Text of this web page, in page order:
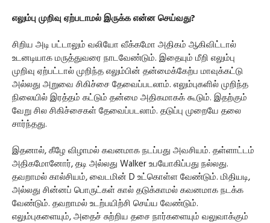
எலும்பு முறிவு ஏற்படாமல் இருக்க என்ன செய்வது?
சிறிய அடி பட்டாலும் வலியோ வீக்கமோ அதிகம் ஆகிவிட்டால்
உடனடியாக மருத்துவரை நாடவேண்டும். இதையும் மீறி எலும்பு
முறிவு ஏற்பட்டால் முறிந்த எலும்பின் தன்மைக்கேற்ப மாவுக்கட்டு
அல்லது அறுவை சிகிச்சை தேவைப்படலாம். எலும்புகளில் முறிந்த
நிலையில் இரத்தம் கட்டும் தன்மை அதிகமாகக் கூடும். இதற்கும்
வேறு சில சிகிச்சைகள் தேவைப்படலாம். தடுப்பு முறையே தலை
சார்ந்தது.
இதனால், கீழே விழாமல் கவனமாக நடப்பது அவசியம். தள்ளாட்டம்
அதிகமோனோர், தடி அல்லது Walker உபயோகிப்பது நல்லது.
தவறாமல் கால்சியம், வைடமின் D உட்கொள்ள வேண்டும். மிதியடி,
அல்லது சின்னப் பொருட்கள் கால் தடுக்காமல் கவனமாக நடக்க
வேண்டும். தவறாமல் உடற்பயிற்சி செய்ய வேண்டும்.
எலும்புகளையும், அதைச் சுற்றிய தசை நார்களையும் வலுவாக்கும்